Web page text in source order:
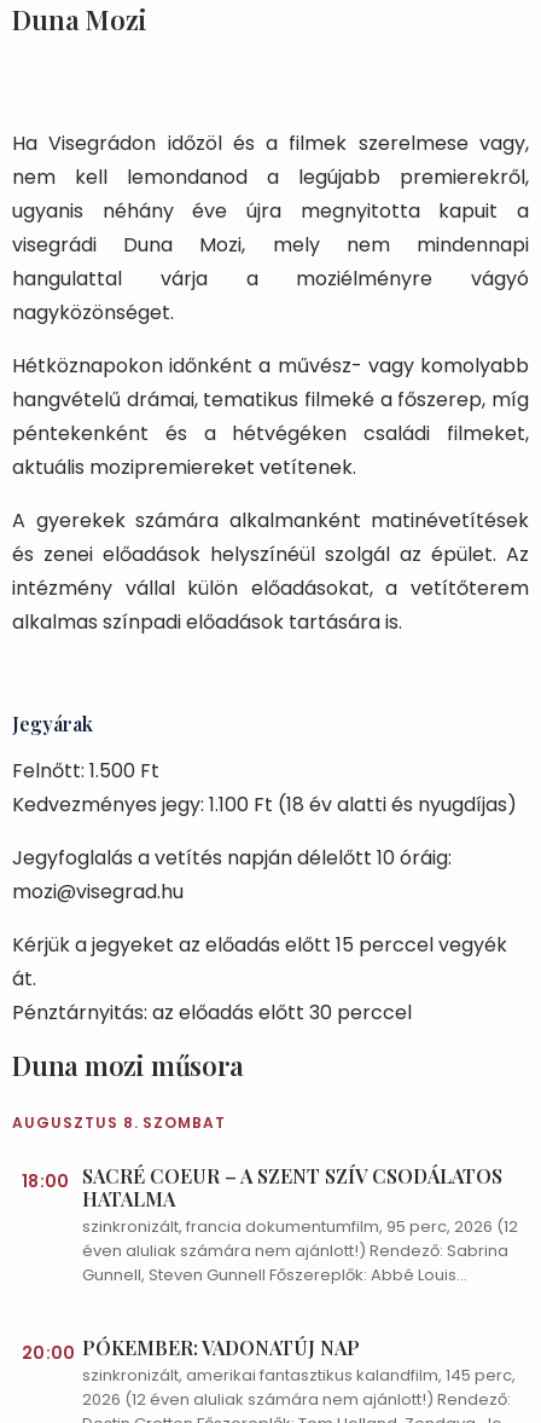
Duna Mozi
Ha Visegrádon időzöl és a filmek szerelmese vagy,
nem kell lemondanod a legújabb premierekről,
ugyanis néhány éve újra megnyitotta kapuit a
visegrádi Duna Mozi, mely nem mindennapi
hangulattal várja a moziélményre vágyó
nagyközönséget.
Hétköznapokon időnként a művész- vagy komolyabb
hangvételű drámai, tematikus filmeké a főszerep, míg
péntekenként és a hétvégéken családi filmeket,
aktuális mozipremiereket vetítenek.
A gyerekek számára alkalmanként matinévetítések
és zenei előadások helyszínéül szolgál az épület. Az
intézmény vállal külön előadásokat, a vetítőterem
alkalmas színpadi előadások tartására is.
Jegyárak
Felnőtt: 1.500 Ft
Kedvezményes jegy: 1.100 Ft (18 év alatti és nyugdíjas)
Jegyfoglalás a vetítés napján délelőtt 10 óráig:
mozi@visegrad.hu
Kérjük a jegyeket az előadás előtt 15 perccel vegyék
át.
Pénztárnyitás: az előadás előtt 30 perccel
Duna mozi műsora
AUGUSZTUS 8. SZOMBAT
18:00
SACRÉ COEUR – A SZENT SZÍV CSODÁLATOS
HATALMA
szinkronizált, francia dokumentumfilm, 95 perc, 2026 (12
éven aluliak számára nem ajánlott!) Rendező: Sabrina
Gunnell, Steven Gunnell Főszereplők: Abbé Louis
tiszteletéről készült ez a rendhagyó dokumentumfilm.
Sacré Coeur címmel tavaly ősszel mutatták be
Franciaországban a filmet, amely váratlan sikert és
20:00 PÓKEMBER: VADONATÚJ NAP
szinkronizált, amerikai fantasztikus kalandfilm, 145 perc,
2026 (12 éven aluliak számára nem ajánlott!) Rendező: